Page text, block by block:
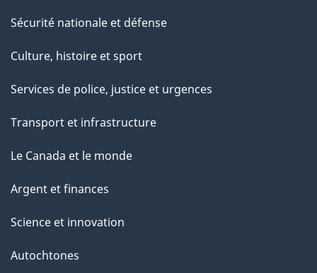
Sécurité nationale et défense
Culture, histoire et sport
Services de police, justice et urgences
Transport et infrastructure
Le Canada et le monde
Argent et finances
Science et innovation
Autochtones